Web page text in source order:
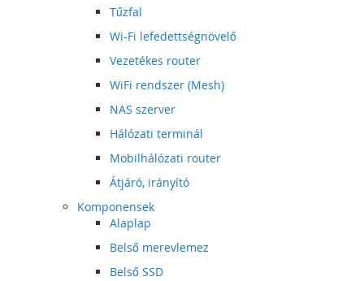
Tűzfal
Wi-Fi lefedettségnövelő
Vezetékes router
WiFi rendszer (Mesh)
NAS szerver
Hálózati terminál
Mobilhálózati router
Átjáró, irányító
Komponensek
Alaplap
Belső merevlemez
Belső SSD